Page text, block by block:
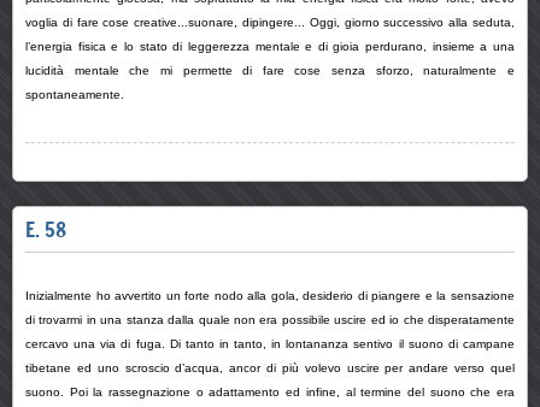
voglia di fare cose creative...suonare, dipingere... Oggi, giorno successivo alla seduta,
l’energia fisica e lo stato di leggerezza mentale e di gioia perdurano, insieme a una
lucidità mentale che mi permette di fare cose senza sforzo, naturalmente e
spontaneamente.
E. 58
Inizialmente ho avvertito un forte nodo alla gola, desiderio di piangere e la sensazione
di trovarmi in una stanza dalla quale non era possibile uscire ed io che disperatamente
cercavo una via di fuga. Di tanto in tanto, in lontananza sentivo il suono di campane
tibetane ed uno scroscio d’acqua, ancor di più volevo uscire per andare verso quel
suono. Poi la rassegnazione o adattamento ed infine, al termine del suono che era